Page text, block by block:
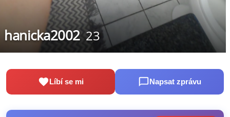
hanicka2002 23
Líbí se mi Napsat zprávu